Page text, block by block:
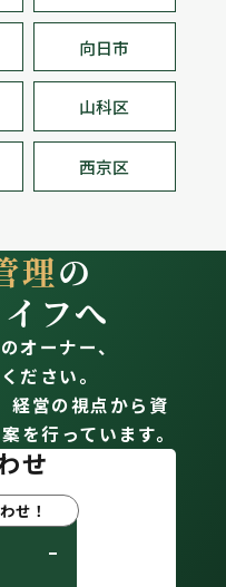
向日市
山科区
西京区
理の
フへ
オーナー、
ださい。
経営の視点から資
を行っています。
せ
せ！